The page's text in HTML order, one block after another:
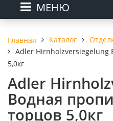
МЕНЮ
Главная Каталог
Adler Hirnholzversiegelung
5,0кг
Adler
Водная
торцов 5,0кг